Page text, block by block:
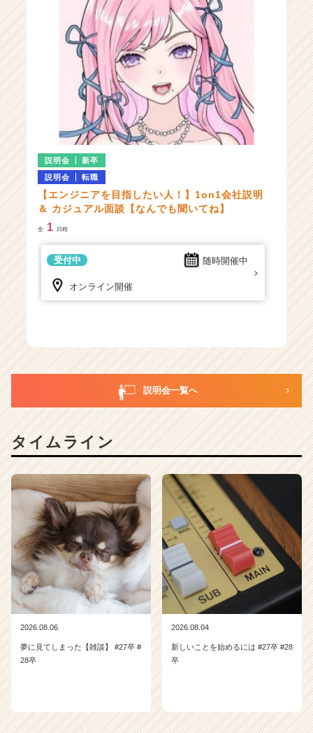
長
企
業
か
ら
ス
カ
ウ
ト
が
活
サ
ト
キ
ャ
e
e
e
説明会 新卒
説明会 転職
【エンジニアを目指したい人！】1on1会社説明
＆ カジュアル面談【なんでも聞いてね】
全 1 日程
随時開催中
受付中
オンライン開催
説明会一覧へ
タイムライン
2026.08.06
夢に見てしまった【雑談】 #27卒 #
28卒
2026.08.04
新しいことを始めるには #27卒 #28
卒